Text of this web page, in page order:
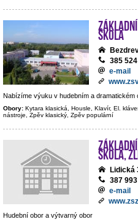
škola
385
e-mail
Nabízíme výuku v hudebním a dramatickém
Obory: Kytara klasická, Housle, Klavír, El.
nástroje, Zpěv klasický, Zpěv populární
škola,
Lidická
387
e-mail
Hudební obor a výtvarný obor